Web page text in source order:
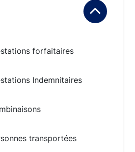
forfaitaires
Indemnitaires
transportées